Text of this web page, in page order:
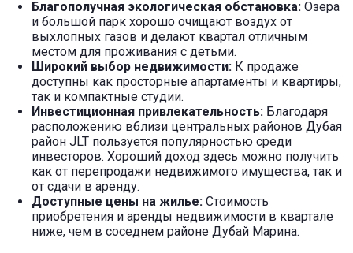
Благополучная экологическая обстановка: Озера
и большой парк хорошо очищают воздух от
выхлопных газов и делают квартал отличным
местом для проживания с детьми.
Широкий выбор недвижимости: К продаже
доступны как просторные апартаменты и квартиры,
так и компактные студии.
Инвестиционная привлекательность: Благодаря
расположению вблизи центральных районов Дубая
район JLT пользуется популярностью среди
инвесторов. Хороший доход здесь можно получить
как от перепродажи недвижимого имущества, так и
от сдачи в аренду.
Доступные цены на жилье: Стоимость
приобретения и аренды недвижимости в квартале
ниже, чем в соседнем районе Дубай Марина.